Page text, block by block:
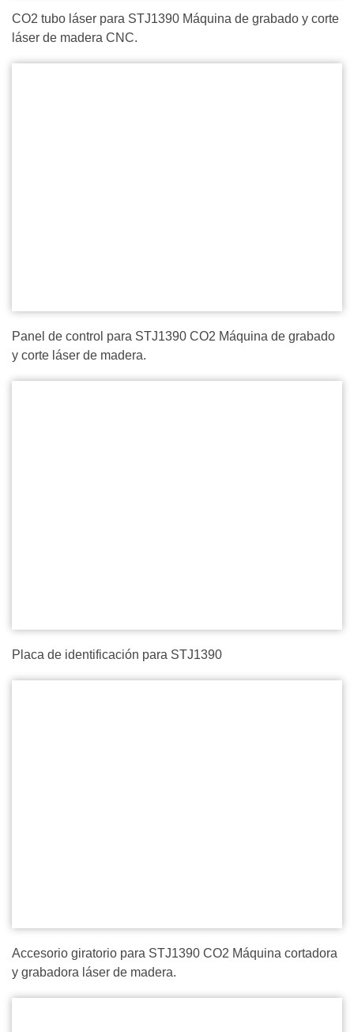
CO2 tubo láser para STJ1390 Máquina de grabado y corte
láser de madera CNC.
Panel de control para STJ1390 CO2 Máquina de grabado
y corte láser de madera.
Placa de identificación para STJ1390
Accesorio giratorio para STJ1390 CO2 Máquina cortadora
y grabadora láser de madera.